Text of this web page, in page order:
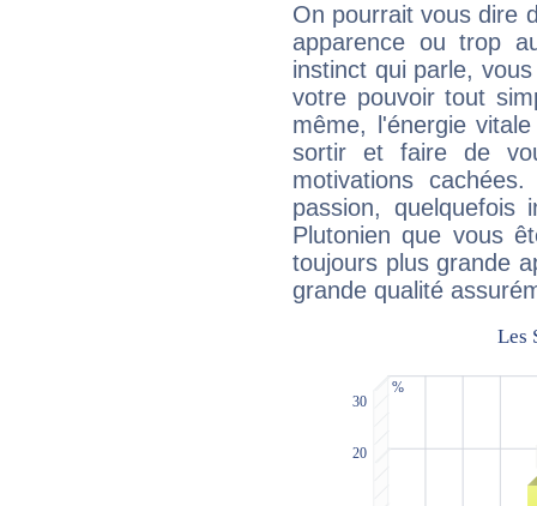
On pourrait vous dire
apparence ou trop
instinct qui parle,
votre pouvoir tout
même, l'énergie
sortir et faire de
motivations
passion, quelquefois
Plutonien que vous
toujours plus grande
grande qualité